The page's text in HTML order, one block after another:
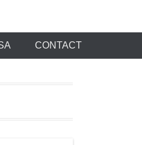
CONTACT